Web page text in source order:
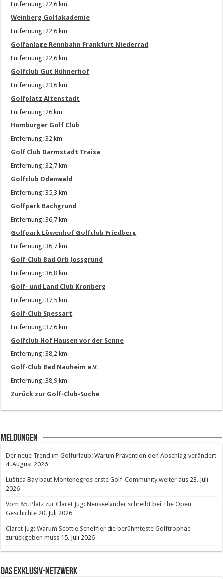
Entfernung: 22,6 km
Weinberg Golfakademie
Entfernung: 22,6 km
Golfanlage Rennbahn Frankfurt Niederrad
Entfernung: 22,6 km
Golfclub Gut Hühnerhof
Entfernung: 23,6 km
Golfplatz Altenstadt
Entfernung: 26 km
Homburger Golf Club
Entfernung: 32 km
Golf Club Darmstadt Traisa
Entfernung: 32,7 km
Golfclub Odenwald
Entfernung: 35,3 km
Golfpark Bachgrund
Entfernung: 36,7 km
Golfpark Löwenhof Golfclub Friedberg
Entfernung: 36,7 km
Golf-Club Bad Orb Jossgrund
Entfernung: 36,8 km
Golf- und Land Club Kronberg
Entfernung: 37,5 km
Golf-Club Spessart
Entfernung: 37,6 km
Golfclub Hof Hausen vor der Sonne
Entfernung: 38,2 km
Golf-Club Bad Nauheim e.V.
Entfernung: 38,9 km
Zurück zur Golf-Club-Suche
Meldungen
Der neue Trend im Golfurlaub: Warum Prävention den Abschlag verändert
4. August 2026
Luštica Bay baut Montenegros erste Golf-Community weiter aus 23. Juli
2026
Vom 85. Platz zur Claret Jug: Neuseeländer schreibt bei The Open
Geschichte 20. Juli 2026
Claret Jug: Warum Scottie Scheffler die berühmteste Golftrophäe
zurückgeben muss 15. Juli 2026
Das Exklusiv-Netzwerk